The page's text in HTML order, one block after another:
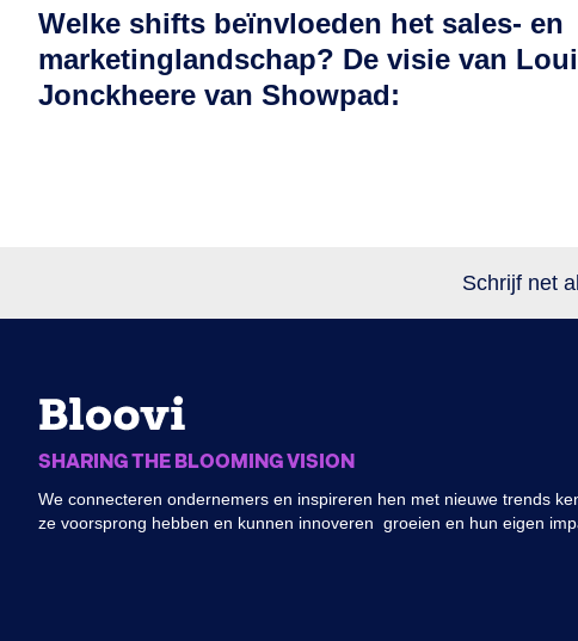
Welke shifts beïnvloeden het sales- en
marketinglandschap? De visie van
Jonckheere van Showpad:
Schrijf net
SHARING THE BLOOMING VISION
We connecteren ondernemers en inspireren hen met nieuwe trends
ze voorsprong hebben en kunnen innoveren groeien en hun eigen